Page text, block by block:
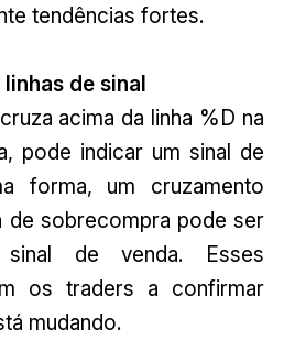
tendências fortes.
de sinal
acima da linha %D na
pode indicar um sinal de
forma, um cruzamento
de sobrecompra pode ser
de venda. Esses
os traders a confirmar
mudando.